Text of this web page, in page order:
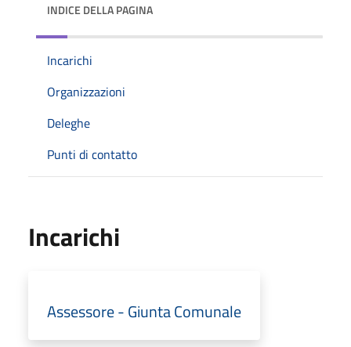
INDICE DELLA PAGINA
Incarichi
Organizzazioni
Deleghe
Punti di contatto
Incarichi
Assessore - Giunta Comunale